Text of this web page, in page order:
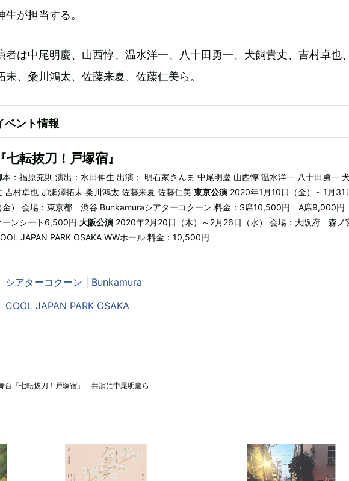
生が担当する。
者は中尾明慶、山西惇、温水洋一、八十田勇一、犬飼貴丈、吉村卓也
未、粂川鴻太、佐藤来夏、佐藤仁美ら。
ベント情報
『七転抜刀！戸塚宿』
本：福原充則 演出：水田伸生 出演： 明石家さんま 中尾明慶 山西惇 温水洋一 八十田勇一
吉村卓也 加瀬澤拓未 粂川鴻太 佐藤来夏 佐藤仁美 東京公演 2020年1月10日（金）～1月31
金） 会場：東京都 渋谷 Bunkamuraシアターコクーン 料金：S席10,500円 A席9,000
ーンシート6,500円 大阪公演 2020年2月20日（木）～2月26日（水） 会場：大阪府 森ノ
JAPAN PARK OSAKA WWホール 料金：10,500円
シアターコクーン | Bunkamura
COOL JAPAN PARK OSAKA
台『七転抜刀！戸塚宿』 共演に中尾明慶ら